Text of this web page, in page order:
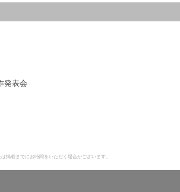
発表会
掲載までにお時間をいただく場合がございます。